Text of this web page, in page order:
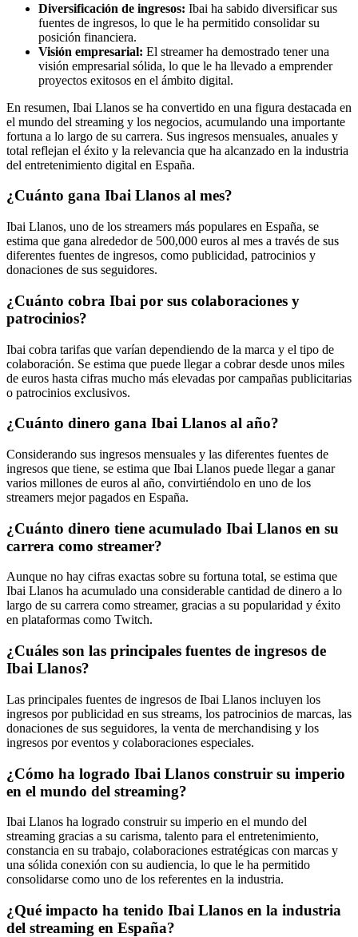
Diversificación de ingresos: Ibai ha sabido diversificar sus
fuentes de ingresos, lo que le ha permitido consolidar su
posición financiera.
Visión empresarial: El streamer ha demostrado tener una
visión empresarial sólida, lo que le ha llevado a emprender
proyectos exitosos en el ámbito digital.
En resumen, Ibai Llanos se ha convertido en una figura destacada en
el mundo del streaming y los negocios, acumulando una importante
fortuna a lo largo de su carrera. Sus ingresos mensuales, anuales y
total reflejan el éxito y la relevancia que ha alcanzado en la industria
del entretenimiento digital en España.
¿Cuánto gana Ibai Llanos al mes?
Ibai Llanos, uno de los streamers más populares en España, se
estima que gana alrededor de 500,000 euros al mes a través de sus
diferentes fuentes de ingresos, como publicidad, patrocinios y
donaciones de sus seguidores.
¿Cuánto cobra Ibai por sus colaboraciones y
patrocinios?
Ibai cobra tarifas que varían dependiendo de la marca y el tipo de
colaboración. Se estima que puede llegar a cobrar desde unos miles
de euros hasta cifras mucho más elevadas por campañas publicitarias
o patrocinios exclusivos.
¿Cuánto dinero gana Ibai Llanos al año?
Considerando sus ingresos mensuales y las diferentes fuentes de
ingresos que tiene, se estima que Ibai Llanos puede llegar a ganar
varios millones de euros al año, convirtiéndolo en uno de los
streamers mejor pagados en España.
¿Cuánto dinero tiene acumulado Ibai Llanos en su
carrera como streamer?
Aunque no hay cifras exactas sobre su fortuna total, se estima que
Ibai Llanos ha acumulado una considerable cantidad de dinero a lo
largo de su carrera como streamer, gracias a su popularidad y éxito
en plataformas como Twitch.
¿Cuáles son las principales fuentes de ingresos de
Ibai Llanos?
Las principales fuentes de ingresos de Ibai Llanos incluyen los
ingresos por publicidad en sus streams, los patrocinios de marcas, las
donaciones de sus seguidores, la venta de merchandising y los
ingresos por eventos y colaboraciones especiales.
¿Cómo ha logrado Ibai Llanos construir su imperio
en el mundo del streaming?
Ibai Llanos ha logrado construir su imperio en el mundo del
streaming gracias a su carisma, talento para el entretenimiento,
constancia en su trabajo, colaboraciones estratégicas con marcas y
una sólida conexión con su audiencia, lo que le ha permitido
consolidarse como uno de los referentes en la industria.
¿Qué impacto ha tenido Ibai Llanos en la industria
del streaming en España?